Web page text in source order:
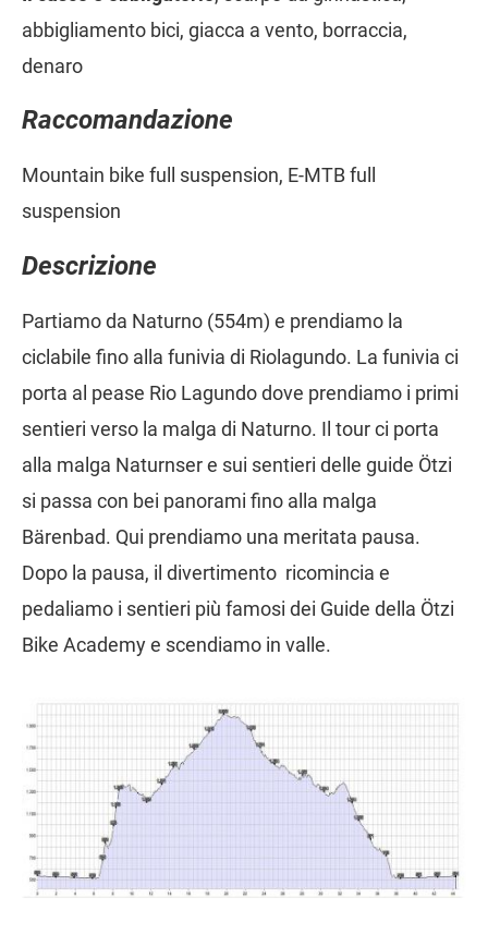
abbigliamento bici, giacca a vento, borraccia,
denaro
Raccomandazione
Mountain bike full suspension, E-MTB full
suspension
Descrizione
Partiamo da Naturno (554m) e prendiamo la
ciclabile fino alla funivia di Riolagundo. La funivia ci
porta al pease Rio Lagundo dove prendiamo i primi
sentieri verso la malga di Naturno. Il tour ci porta
alla malga Naturnser e sui sentieri delle guide Ötzi
si passa con bei panorami fino alla malga
Bärenbad. Qui prendiamo una meritata pausa.
Dopo la pausa, il divertimento ricomincia e
pedaliamo i sentieri più famosi dei Guide della Ötzi
Bike Academy e scendiamo in valle.